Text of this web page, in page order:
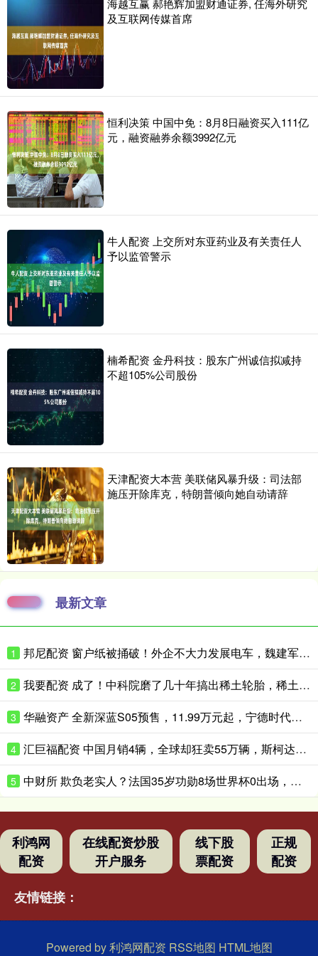
海越互赢 郝艳辉加盟财通证券, 任海外研究
及互联网传媒首席
恒利决策 中国中免：8月8日融资买入111亿
元，融资融券余额3992亿元
牛人配资 上交所对东亚药业及有关责任人
予以监管警示
楠希配资 金丹科技：股东广州诚信拟减持
不超105%公司股份
天津配资大本营 美联储风暴升级：司法部
施压开除库克，特朗普倾向她自动请辞
最新文章
1 邦尼配资 窗户纸被捅破！外企不大力发展电车，魏建军：能力足够，缺少转型动力
2 我要配资 成了！中科院磨了几十年搞出稀土轮胎，稀土塞进轮胎里竟这么耐造
3 华融资产 全新深蓝S05预售，11.99万元起，宁德时代电池+620km续航
4 汇巨福配资 中国月销4辆，全球却狂卖55万辆，斯柯达退出中国反而混得更好了？
5 中财所 欺负老实人？法国35岁功勋8场世界杯0出场，季军战后德尚摸头安慰
利鸿网
配资
在线配资炒股
开户服务
线下股
票配资
正规
配资
友情链接：
Powered by利鸿网配资 RSS地图 HTML地图